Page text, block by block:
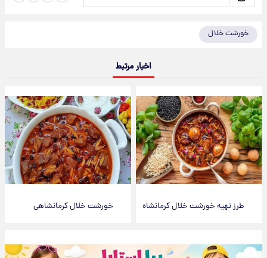
خورشت خلال
اخبار مرتبط
طرز تهیه خورشت خلال کرمانشاه خورشت خلال کرمانشاهی